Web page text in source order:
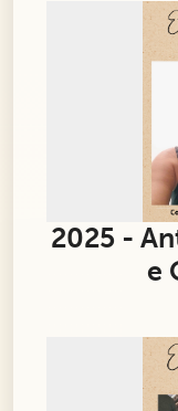
2025 -
e